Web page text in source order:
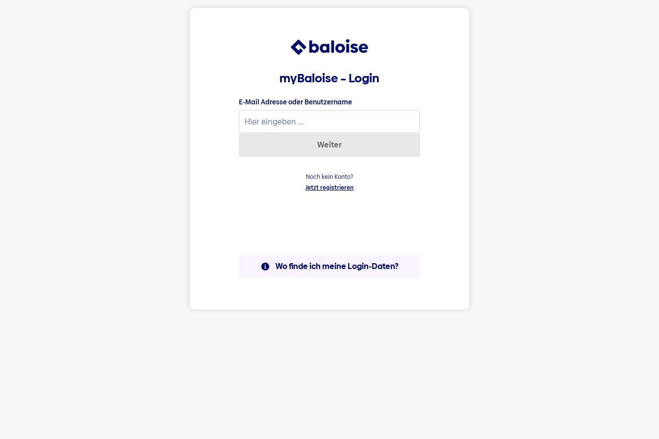
myBaloise – Login
E-Mail Adresse oder Benutzername
Weiter
Noch kein Konto?
Jetzt registrieren
Wo finde ich meine Login-Daten?